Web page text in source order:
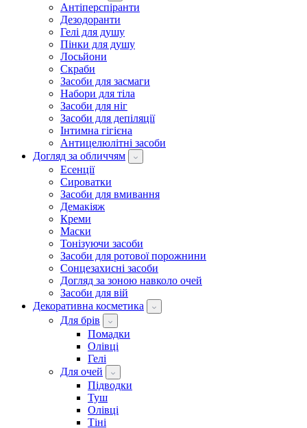
Антіперспіранти
Дезодоранти
Гелі для душу
Пінки для душу
Лосьйони
Скраби
Засоби для засмаги
Набори для тіла
Засоби для ніг
Засоби для депіляції
Інтимна гігієна
Антицелюлітні засоби
Догляд за обличчям
Есенції
Сироватки
Засоби для вмивання
Демакіяж
Креми
Маски
Тонізуючи засоби
Засоби для ротової порожнини
Сонцезахисні засоби
Догляд за зоною навколо очей
Засоби для вій
Декоративна косметика
Для брів
Помадки
Олівці
Гелі
Для очей
Підводки
Туш
Олівці
Тіні